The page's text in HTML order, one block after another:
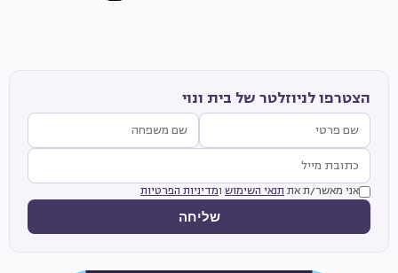
הצטרפו לניוזלטר של בית ונוי
אני מאשר/ת את תנאי השימוש ומדיניות הפרטיות
שליחה